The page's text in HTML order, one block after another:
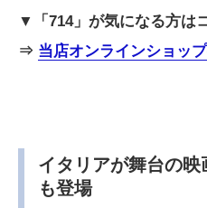
▼「714」が気になる方は
⇒ 当店オンラインショッ
イタリアが舞台の
も登場